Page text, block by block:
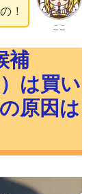
ここ
！
補
は買い
原因は